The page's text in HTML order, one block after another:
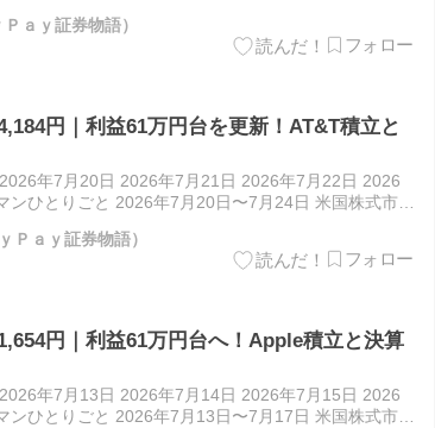
ａｙ証券物語）
円｜利益61万円台を更新！AT&T積立と
年7月20日 2026年7月21日 2026年7月22日 2026
ひとりごと 2026年7月20日〜7月24日 米国株式市場
Ｐａｙ証券物語）
円｜利益61万円台へ！Apple積立と決算
年7月13日 2026年7月14日 2026年7月15日 2026
ひとりごと 2026年7月13日〜7月17日 米国株式市場